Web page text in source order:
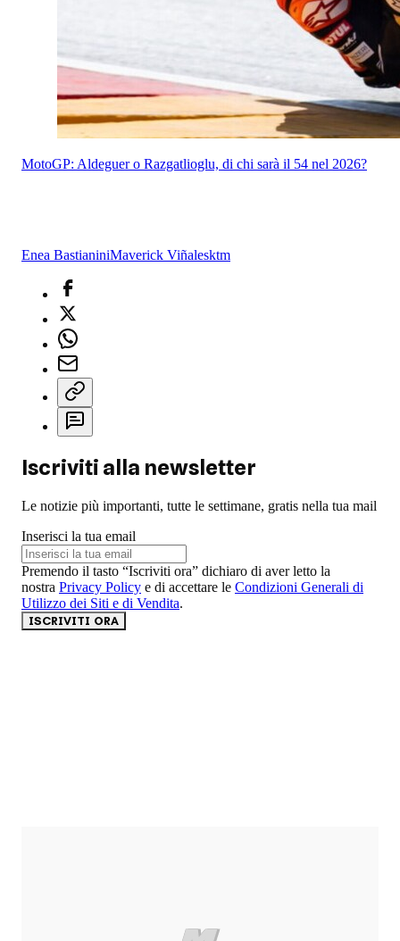
MotoGP: Aldeguer o Razgatlioglu, di chi sarà il 54 nel 2026?
Enea BastianiniMaverick Viñalesktm
Iscriviti alla newsletter
Le notizie più importanti, tutte le settimane, gratis nella tua mail
Inserisci la tua email
Premendo il tasto “Iscriviti ora” dichiaro di aver letto la
nostra Privacy Policy e di accettare le Condizioni Generali di
Utilizzo dei Siti e di Vendita.
ISCRIVITI ORA